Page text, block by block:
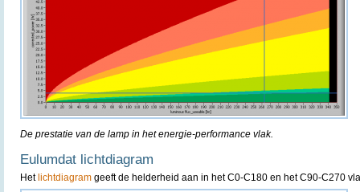
De prestatie van de lamp in het energie-performance vlak.
Eulumdat lichtdiagram
Het lichtdiagram geeft de helderheid aan in het C0-C180 en het C90-C270